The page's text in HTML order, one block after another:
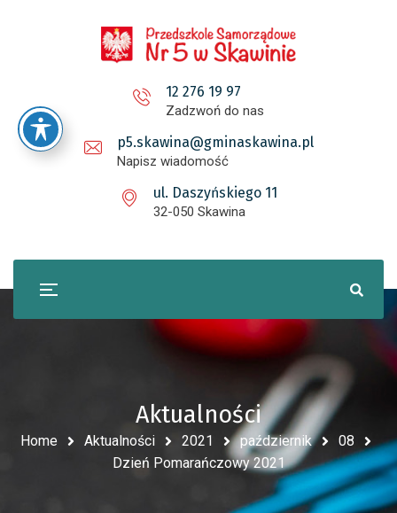
12 276 19 97
Zadzwoń do nas
p5.skawina@gminaskawina.pl
Napisz wiadomość
ul. Daszyńskiego 11
32-050 Skawina
Aktualności
Home Aktualności 2021 październik
08
Dzień Pomarańczowy 2021